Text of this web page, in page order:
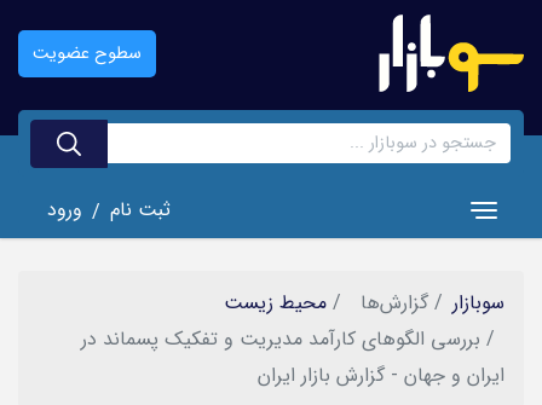
اصلی
سطوح عضویت
Toggle navigation ثبت نام / ورود
سوبازار گزارش‌ها
محیط زیست
بررسی الگوهای كارآمد مديريت و تفكيک پسماند در
ايران و جهان - گزارش بازار ایران